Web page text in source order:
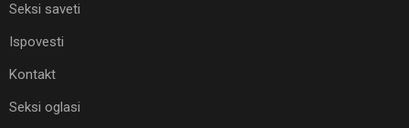
Seksi saveti
Ispovesti
Kontakt
Seksi oglasi